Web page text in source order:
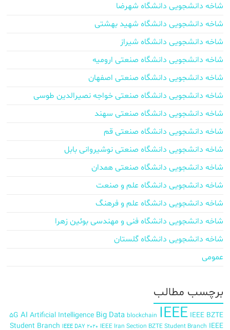
شاخه دانشجویی دانشگاه شهرضا
شاخه دانشجویی دانشگاه شهید بهشتی
شاخه دانشجویی دانشگاه شیراز
شاخه دانشجویی دانشگاه صنعتی ارومیه
شاخه دانشجویی دانشگاه صنعتی اصفهان
شاخه دانشجویی دانشگاه صنعتی خواجه نصیرالدین طوسی
شاخه دانشجویی دانشگاه صنعتی سهند
شاخه دانشجویی دانشگاه صنعتی قم
شاخه دانشجویی دانشگاه صنعتی نوشیروانی بابل
شاخه دانشجویی دانشگاه صنعتی همدان
شاخه دانشجویی دانشگاه علم و صنعت
شاخه دانشجویی دانشگاه علم و فرهنگ
شاخه دانشجویی دانشگاه فنی و مهندسی بوئین زهرا
شاخه دانشجویی دانشگاه گلستان
عمومی
برچسب‌ مطالب
5G AI Artificial Intelligence Big Data blockchain IEEE IEEE BZTE
Student Branch IEEE DAY 2020 IEEE Iran Section BZTE Student Branch IEEE